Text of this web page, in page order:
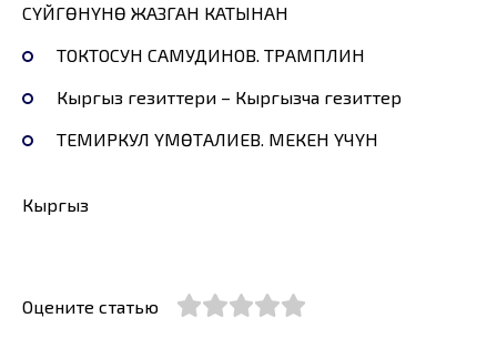
СҮЙГӨНҮНӨ ЖАЗГАН КАТЫНАН
ТОКТОСУН САМУДИНОВ. ТРАМПЛИН
Кыргыз гезиттери – Кыргызча гезиттер
ТЕМИРКУЛ ҮМӨТАЛИЕВ. МЕКЕН ҮЧҮН
Кыргыз
Оцените статью